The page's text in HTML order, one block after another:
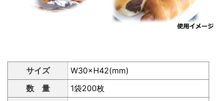
サイズ
W30×H42(mm)
数 量
1袋200枚